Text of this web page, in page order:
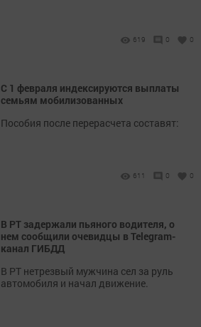
619 0 0
С 1 февраля индексируются выплаты
семьям мобилизованных
Пособия после перерасчета составят:
611 0 0
В РТ задержали пьяного водителя, о
нем сообщили очевидцы в Telegram-
канал ГИБДД
В РТ нетрезвый мужчина сел за руль
автомобиля и начал движение.